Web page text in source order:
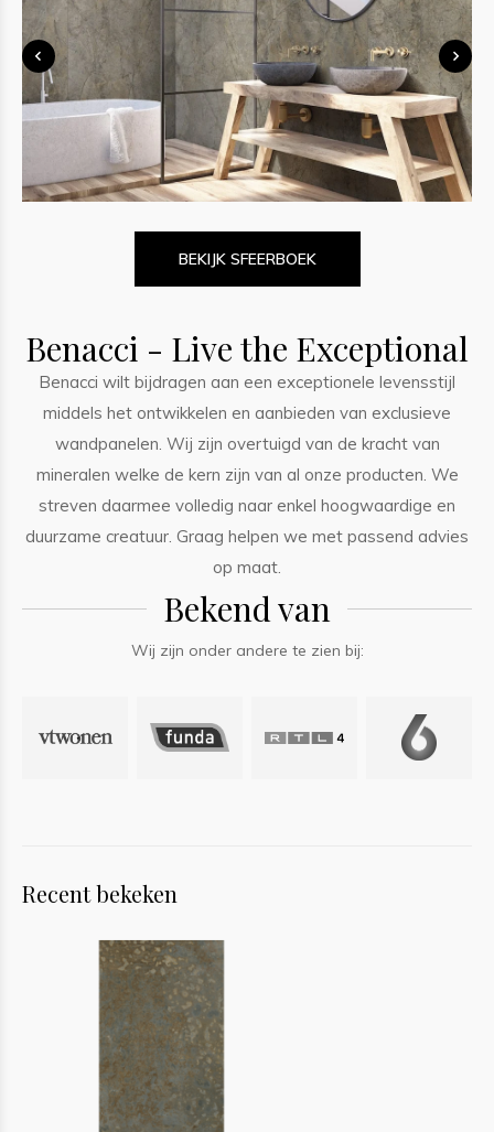
BEKIJK SFEERBOEK
Benacci - Live the Exceptional
Benacci wilt bijdragen aan een exceptionele levensstijl
middels het ontwikkelen en aanbieden van exclusieve
wandpanelen. Wij zijn overtuigd van de kracht van
mineralen welke de kern zijn van al onze producten. We
streven daarmee volledig naar enkel hoogwaardige en
duurzame creatuur. Graag helpen we met passend advies
op maat.
Bekend van
Wij zijn onder andere te zien bij:
Recent bekeken